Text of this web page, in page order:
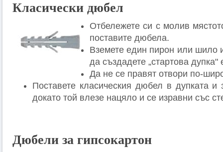
Класически дюбел
Отбележете си с молив
поставите дюбела.
Вземете един пирон или шило
да създадете „стартова дупка"
Да не се правят отвори по-
Поставете класическия дюбел в дупката и
докато той влезе нацяло и се изравни със
Дюбели за гипсокартон